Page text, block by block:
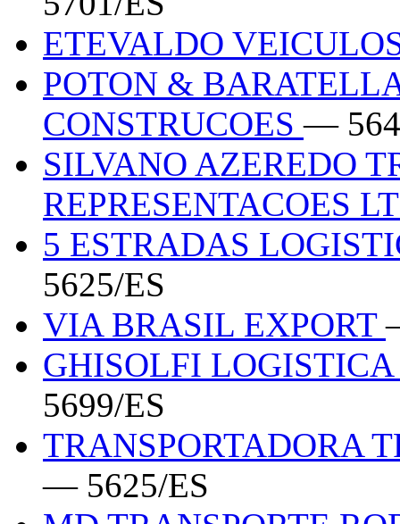
ETEVALDO
POTON &
CONSTRUCOES—
SILVANO AZEREDO
REPRESENTACOES
5 ESTRADAS
5625/ES
VIA BRASIL EXPORT
GHISOLFI
5699/ES
TRANSPORTADORA
— 5625/ES